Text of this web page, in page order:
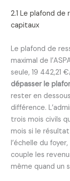
2.1 Le plafond
capitaux
Le plafond de
maximal de
seule, 19 442,21
dépasser le
rester en
différence.
trois mois civils
mois si le
l’échelle du
couple les
même quand un